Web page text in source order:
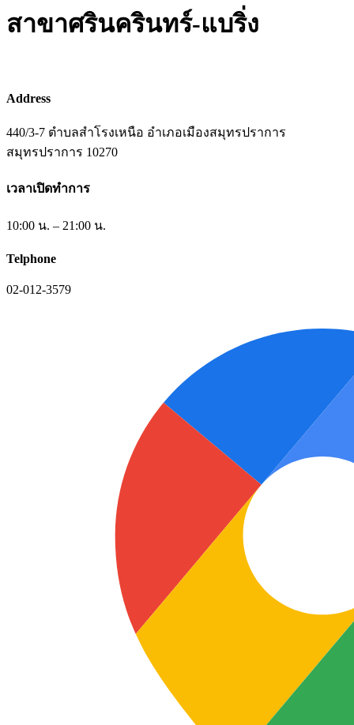
สาขาศรินครินทร์-แบริ่ง
Address
440/3-7 ตำบลสำโรงเหนือ อำเภอเมืองสมุทรปราการ
สมุทรปราการ 10270
เวลาเปิดทำการ
10:00 น. – 21:00 น.
Telphone
02-012-3579